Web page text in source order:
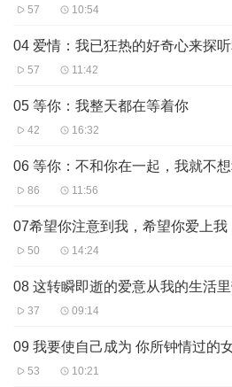
57 10:54
04 爱情：我已狂热的好奇心来探
57 11:42
05 等你：我整天都在等着你
42 16:32
06 等你：不和你在一起，我就不
86 11:56
07希望你注意到我，希望你爱上我
50 14:24
08 这转瞬即逝的爱意从我的生活
37 09:14
53 10:21